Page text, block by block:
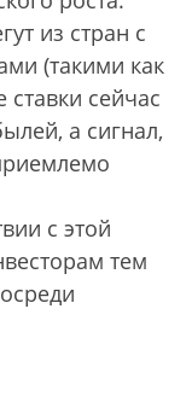
из стран с
(такими как
сейчас
а сигнал,
с этой
тем